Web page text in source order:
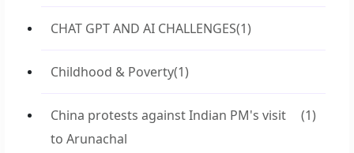
CHAT GPT AND AI CHALLENGES(1)
Childhood & Poverty(1)
China protests against Indian PM's visit
to Arunachal
(1)